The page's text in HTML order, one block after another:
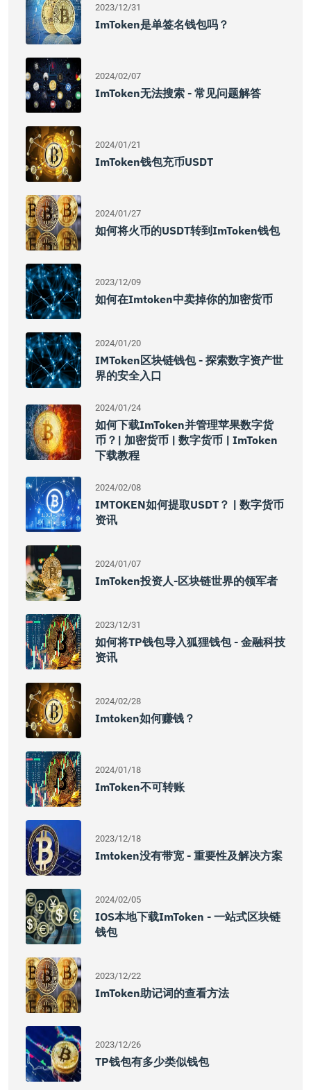
2023/12/31
ImToken是单签名钱包吗？
2024/02/07
ImToken无法搜索 - 常见问题解答
2024/01/21
ImToken钱包充币USDT
2024/01/27
如何将火币的USDT转到imToken钱包
2023/12/09
如何在imtoken中卖掉你的加密货币
2024/01/20
IMToken区块链钱包 - 探索数字资产世
界的安全入口
2024/01/24
如何下载imToken并管理苹果数字货
币？| 加密货币 | 数字货币 | ImToken
下载教程
2024/02/08
IMTOKEN如何提取USDT？ | 数字货币
资讯
2024/01/07
ImToken投资人-区块链世界的领军者
2023/12/31
如何将TP钱包导入狐狸钱包 - 金融科技
资讯
2024/02/28
Imtoken如何赚钱？
2024/01/18
ImToken不可转账
2023/12/18
Imtoken没有带宽 - 重要性及解决方案
2024/02/05
IOS本地下载imToken - 一站式区块链
钱包
2023/12/22
ImToken助记词的查看方法
2023/12/26
TP钱包有多少类似钱包